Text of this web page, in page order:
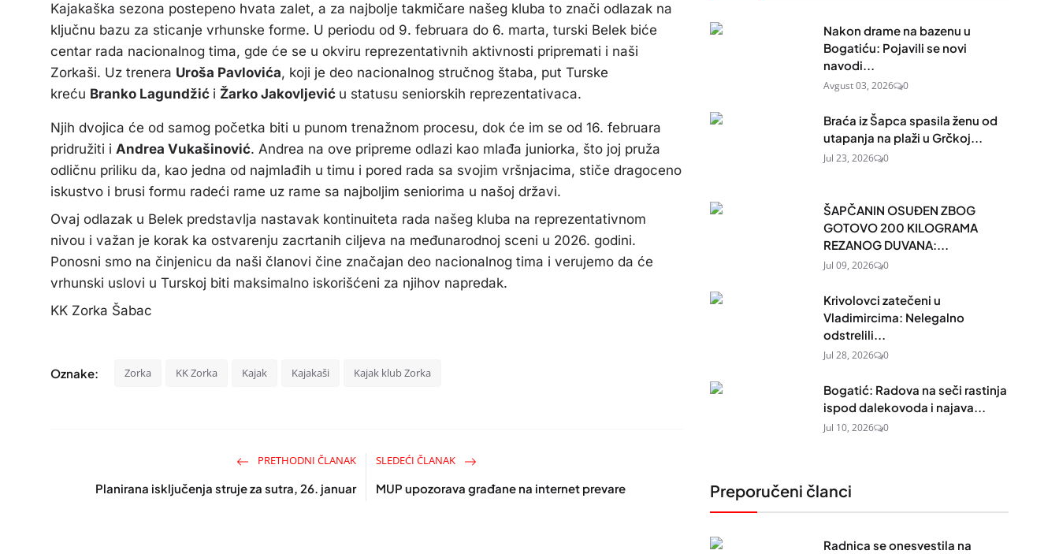
Kajakaška sezona postepeno hvata zalet, a za najbolje takmičare našeg kluba to znači odlazak na
ključnu bazu za sticanje vrhunske forme. U periodu od 9. februara do 6. marta, turski Belek biće
centar rada nacionalnog tima, gde će se u okviru reprezentativnih aktivnosti pripremati i naši
Zorkaši. Uz trenera Uroša Pavlovića, koji je deo nacionalnog stručnog štaba, put Turske
kreću Branko Lagundžić i Žarko Jakovljević u statusu seniorskih reprezentativaca.
Njih dvojica će od samog početka biti u punom trenažnom procesu, dok će im se od 16. februara
pridružiti i Andrea Vukašinović. Andrea na ove pripreme odlazi kao mlađa juniorka, što joj pruža
odličnu priliku da, kao jedna od najmlađih u timu i pored rada sa svojim vršnjacima, stiče dragoceno
iskustvo i brusi formu radeći rame uz rame sa najboljim seniorima u našoj državi.
Ovaj odlazak u Belek predstavlja nastavak kontinuiteta rada našeg kluba na reprezentativnom
nivou i važan je korak ka ostvarenju zacrtanih ciljeva na međunarodnoj sceni u 2026. godini.
Ponosni smo na činjenicu da naši članovi čine značajan deo nacionalnog tima i verujemo da će
vrhunski uslovi u Turskoj biti maksimalno iskorišćeni za njihov napredak.
KK Zorka Šabac
Oznake: Zorka KK Zorka Kajak Kajakaši Kajak klub Zorka
PRETHODNI ČLANAK
Planirana isključenja struje za sutra, 26. januar
SLEDEĆI ČLANAK
MUP upozorava građane na internet prevare
Nakon drame na bazenu u
Bogatiću: Pojavili se novi
navodi...
Avgust 03, 2026 0
Braća iz Šapca spasila ženu od
utapanja na plaži u Grčkoj...
Jul 23, 2026 0
ŠAPČANIN OSUĐEN ZBOG
GOTOVO 200 KILOGRAMA
REZANOG DUVANA:...
Jul 09, 2026 0
Krivolovci zatečeni u
Vladimircima: Nelegalno
odstrelili...
Jul 28, 2026 0
Bogatić: Radova na seči rastinja
ispod dalekovoda i najava...
Jul 10, 2026 0
Preporučeni članci
Radnica se onesvestila na